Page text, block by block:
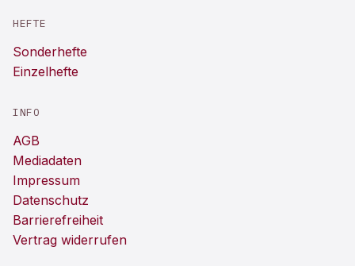
HEFTE
Sonderhefte
Einzelhefte
INFO
AGB
Mediadaten
Impressum
Datenschutz
Barrierefreiheit
Vertrag widerrufen